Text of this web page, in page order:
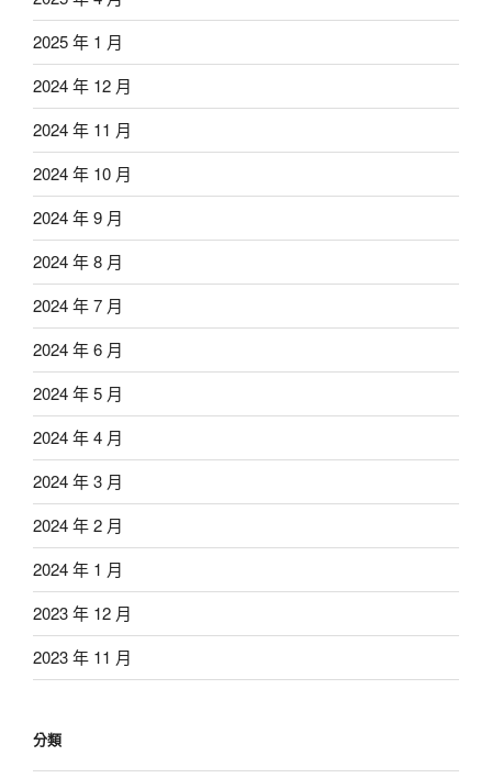
2025 年 1 月
2024 年 12 月
2024 年 11 月
2024 年 10 月
2024 年 9 月
2024 年 8 月
2024 年 7 月
2024 年 6 月
2024 年 5 月
2024 年 4 月
2024 年 3 月
2024 年 2 月
2024 年 1 月
2023 年 12 月
2023 年 11 月
分類